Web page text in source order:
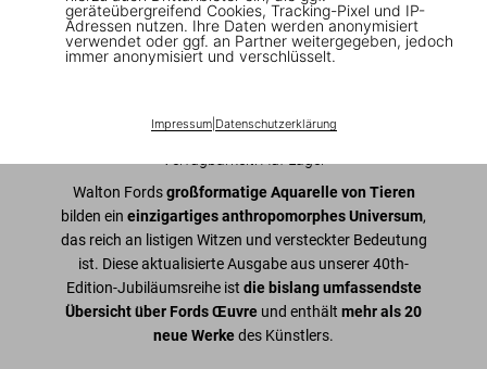
geräteübergreifend Cookies, Tracking-Pixel und IP-
Adressen nutzen. Ihre Daten werden anonymisiert
verwendet oder ggf. an Partner weitergegeben, jedoch
immer anonymisiert und verschlüsselt.
Impressum| Datenschutzerklärung
US$ 30
Ausgabe: Mehrsprachig (Deutsch, Englisch,
Französisch)
Walton Fordsgroßformatige Aquarelle von Tieren
bilden ein einzigartiges anthropomorphes Universum,
das reich an listigen Witzen und versteckter Bedeutung
ist. Diese aktualisierte Ausgabe aus unserer 40th-
Edition-Jubiläumsreihe ist die bislang umfassendste
Übersicht über Fords Œuvre und enthält mehr als 20
neue Werkedes Künstlers.